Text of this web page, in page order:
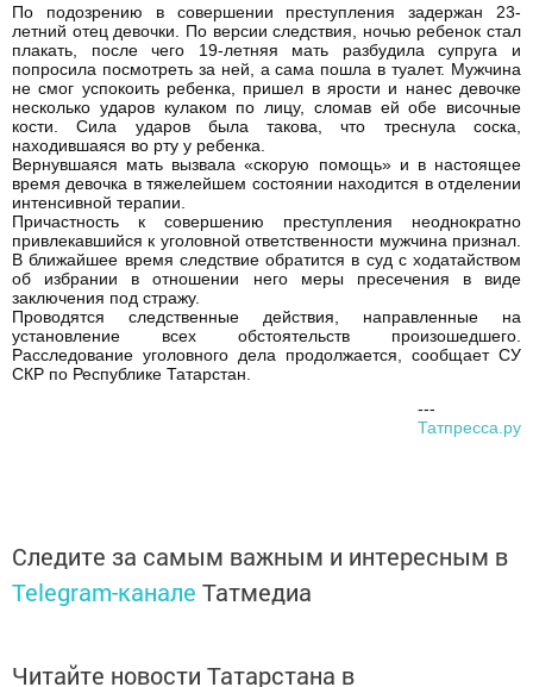
По подозрению в совершении преступления задержан 23-
летний отец девочки. По версии следствия, ночью ребенок стал
плакать, после чего 19-летняя мать разбудила супруга и
попросила посмотреть за ней, а сама пошла в туалет. Мужчина
не смог успокоить ребенка, пришел в ярости и нанес девочке
несколько ударов кулаком по лицу, сломав ей обе височные
кости. Сила ударов была такова, что треснула соска,
находившаяся во рту у ребенка.
Вернувшаяся мать вызвала «скорую помощь» и в настоящее
время девочка в тяжелейшем состоянии находится в отделении
интенсивной терапии.
Причастность к совершению преступления неоднократно
привлекавшийся к уголовной ответственности мужчина признал.
В ближайшее время следствие обратится в суд с ходатайством
об избрании в отношении него меры пресечения в виде
заключения под стражу.
Проводятся следственные действия, направленные на
установление всех обстоятельств произошедшего.
Расследование уголовного дела продолжается, сообщает СУ
СКР по Республике Татарстан.
---
Татпресса.ру
Следите за самым важным и интересным в
Telegram-канале Татмедиа
Читайте новости Татарстана в